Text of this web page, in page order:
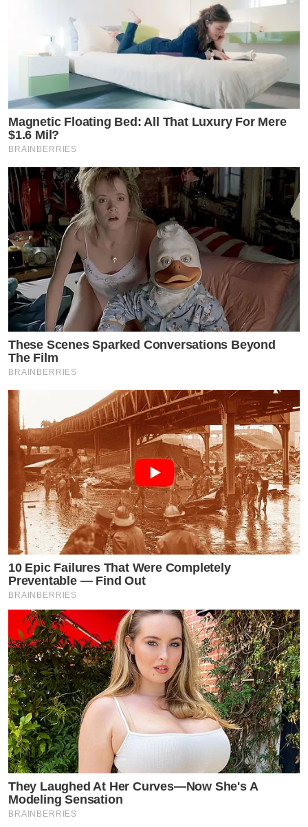
Magnetic Floating Bed: All That Luxury For Mere
$1.6 Mil?
BRAINBERRIES
These Scenes Sparked Conversations Beyond
The Film
BRAINBERRIES
10 Epic Failures That Were Completely
Preventable — Find Out
BRAINBERRIES
They Laughed At Her Curves—Now She's A
Modeling Sensation
BRAINBERRIES